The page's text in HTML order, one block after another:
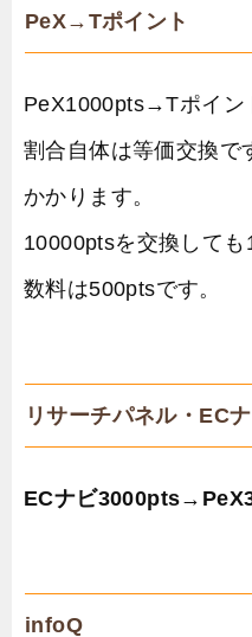
PeX→Tポイント
PeX1000pts→Tポイン
割合自体は等価交換で
かかります。
10000ptsを交換して
数料は500ptsです。
リサーチパネル・EC
ECナビ3000pts→
infoQ